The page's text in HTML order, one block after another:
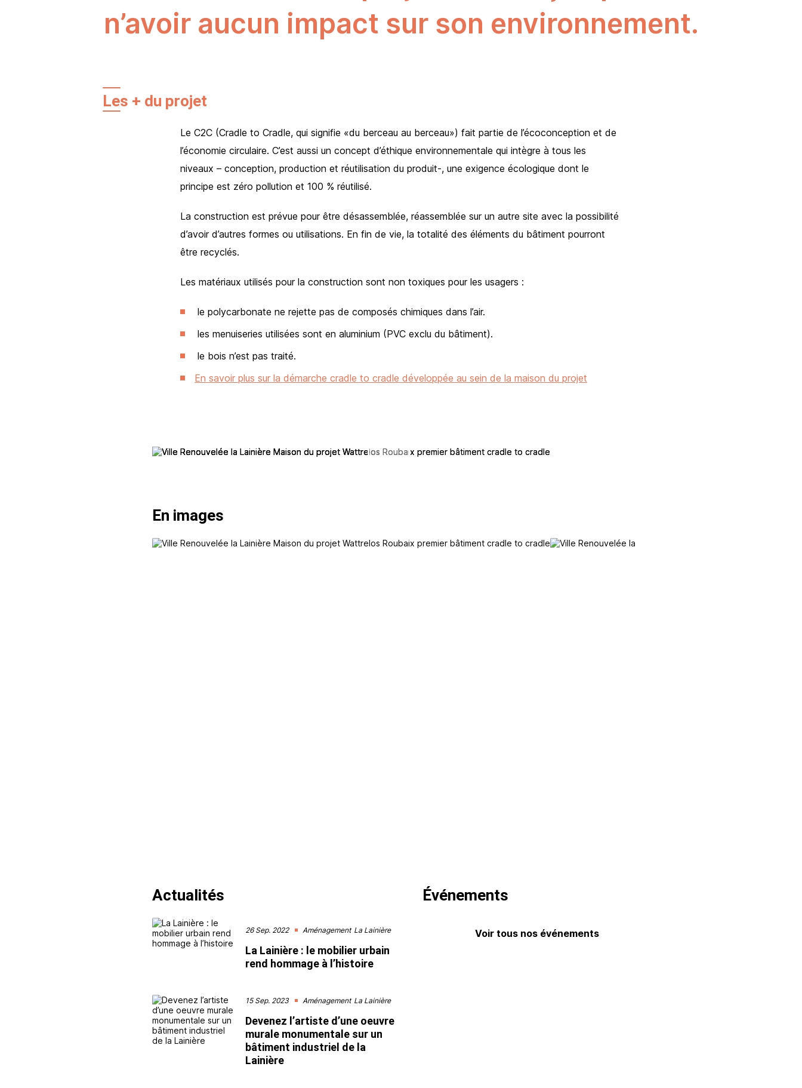
n’avoir aucun impact sur son environnement.
Les + du projet
Le C2C (Cradle to Cradle, qui signifie «du berceau au berceau») fait partie de l’écoconception et de
l’économie circulaire. C’est aussi un concept d’éthique environnementale qui intègre à tous les
niveaux – conception, production et réutilisation du produit-, une exigence écologique dont le
principe est zéro pollution et 100 % réutilisé.
La construction est prévue pour être désassemblée, réassemblée sur un autre site avec la possibilité
d’avoir d’autres formes ou utilisations. En fin de vie, la totalité des éléments du bâtiment pourront
être recyclés.
Les matériaux utilisés pour la construction sont non toxiques pour les usagers :
le polycarbonate ne rejette pas de composés chimiques dans l’air.
les menuiseries utilisées sont en aluminium (PVC exclu du bâtiment).
le bois n’est pas traité.
En savoir plus sur la démarche cradle to cradle développée au sein de la maison du projet
En images
Actualités
26 Sep. 2022 Aménagement La Lainière
La Lainière : le mobilier urbain
rend hommage à l’histoire
15 Sep. 2023 Aménagement La Lainière
Devenez l’artiste d’une oeuvre
murale monumentale sur un
bâtiment industriel de la
Lainière
Événements
Voir tous nos événements